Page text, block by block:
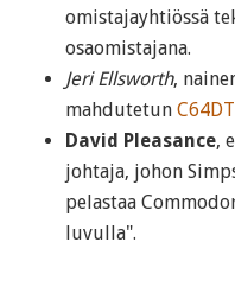
omistajayhtiössä
osaomistajana.
Jeri Ellsworth,
mahdutetun
David Pleasance,
johtaja, johon
pelastaa
luvulla".